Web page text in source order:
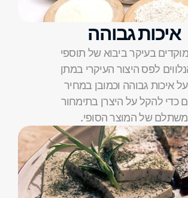
איכות גבוהה
משתלם של המוצר הסופי.